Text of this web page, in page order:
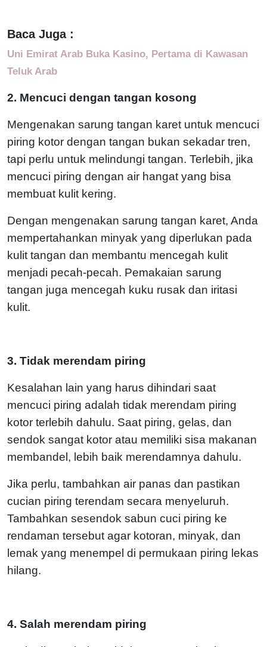
Baca Juga :
Uni Emirat Arab Buka Kasino, Pertama di Kawasan
Teluk Arab
2. Mencuci dengan tangan kosong
Mengenakan sarung tangan karet untuk mencuci
piring kotor dengan tangan bukan sekadar tren,
tapi perlu untuk melindungi tangan. Terlebih, jika
mencuci piring dengan air hangat yang bisa
membuat kulit kering.
Dengan mengenakan sarung tangan karet, Anda
mempertahankan minyak yang diperlukan pada
kulit tangan dan membantu mencegah kulit
menjadi pecah-pecah. Pemakaian sarung
tangan juga mencegah kuku rusak dan iritasi
kulit.
3. Tidak merendam piring
Kesalahan lain yang harus dihindari saat
mencuci piring adalah tidak merendam piring
kotor terlebih dahulu. Saat piring, gelas, dan
sendok sangat kotor atau memiliki sisa makanan
membandel, lebih baik merendamnya dahulu.
Jika perlu, tambahkan air panas dan pastikan
cucian piring terendam secara menyeluruh.
Tambahkan sesendok sabun cuci piring ke
rendaman tersebut agar kotoran, minyak, dan
lemak yang menempel di permukaan piring lekas
hilang.
4. Salah merendam piring